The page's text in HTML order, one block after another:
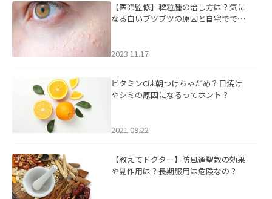
【医師監修】稗粒腫の治し方は？気に
なる白いブツブツの原因と自宅ででき
2023.11.17
ビタミンCは朝つけちゃだめ？日焼け
やシミの原因になるってホント？
2021.09.22
【教えてドクター】防風通聖散の効果
や副作用は？長期服用は危険なの？